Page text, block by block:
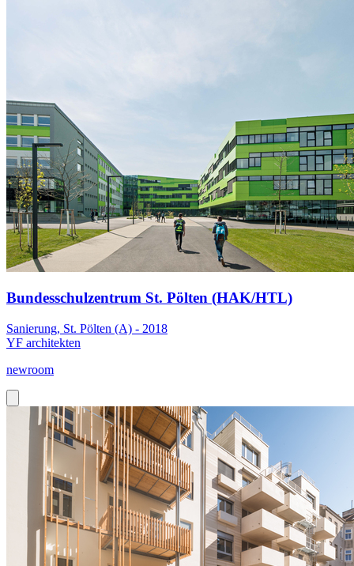
Bundesschulzentrum St. Pölten (HAK/HTL)
Sanierung, St. Pölten (A) - 2018
YF architekten
newroom